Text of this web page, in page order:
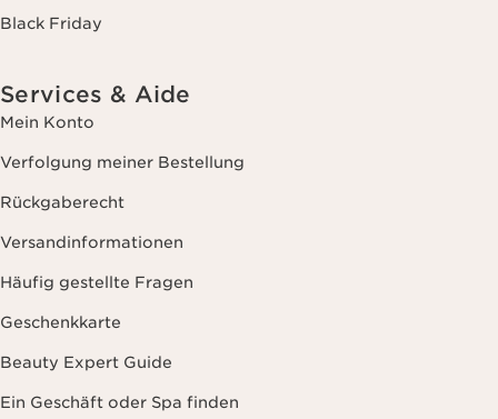
Black Friday
Services & Aide
Mein Konto
Verfolgung meiner Bestellung
Rückgaberecht
Versandinformationen
Häufig gestellte Fragen
Geschenkkarte
Beauty Expert Guide
Ein Geschäft oder Spa finden